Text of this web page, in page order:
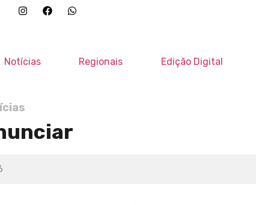
Notícias Regionais Edição Digital